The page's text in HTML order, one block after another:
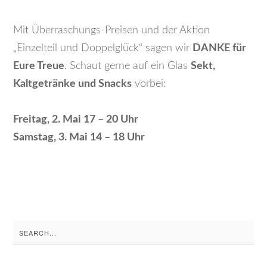
Mit Überraschungs-Preisen und der Aktion
„Einzelteil und Doppelglück“ sagen wir DANKE für
Eure Treue. Schaut gerne auf ein GlasSekt,
Kaltgetränke und Snacks vorbei:
Freitag, 2. Mai 17 – 20 Uhr
Samstag, 3. Mai 14 – 18 Uhr
Search
for: